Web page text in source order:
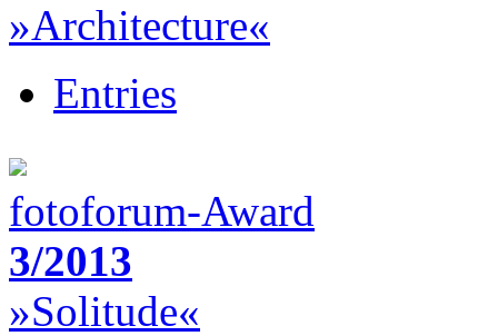
»Architecture«
Entries
fotoforum-Award
3/2013
»Solitude«